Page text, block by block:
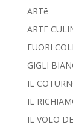
ARTē
ARTE
FUORI
GIGLI
IL
IL
IL VOLO